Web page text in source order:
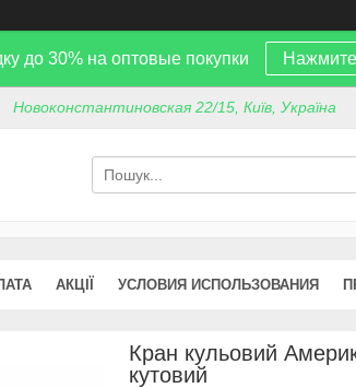
до 30% на оптовые покупки
Новоконстантиновская 22/15, Київ, Україна
АКЦІЇ УСЛОВИЯ ИСПОЛЬЗОВАНИЯ
Кран кульовий
кутовий